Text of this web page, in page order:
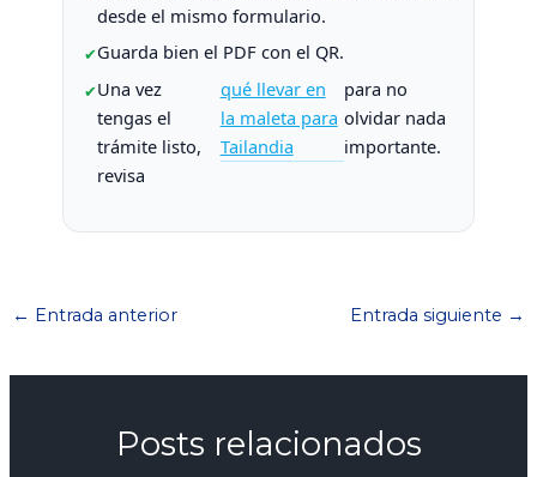
desde el mismo formulario.
Guarda bien el PDF con el QR.
Una vez
tengas el
trámite listo,
revisa
qué llevar en
la maleta para
Tailandia
para no
olvidar nada
importante.
← Entrada anterior Entrada siguiente →
Posts relacionados